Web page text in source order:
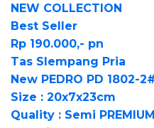
NEW COLLECTION
Best Seller
Rp 190.000,- pn
Tas Slempang Pria
New PEDRO PD 1802-
Size : 20x7x23cm
Quality : Semi PREMIUM